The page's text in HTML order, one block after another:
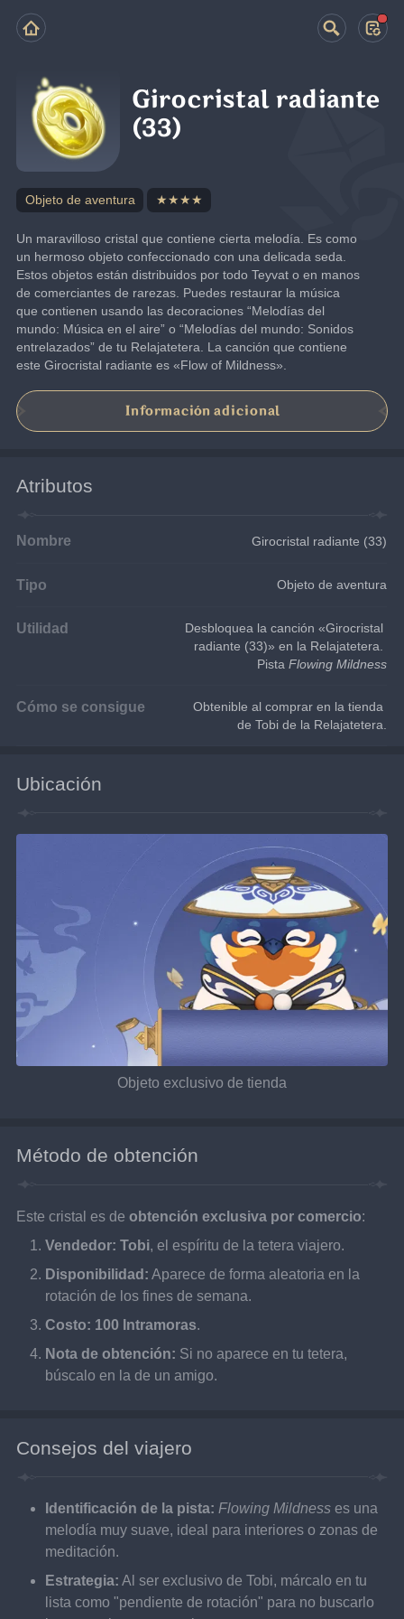
Girocristal radiante
(33)
Objeto de aventura ★★★★
Un maravilloso cristal que contiene cierta melodía. Es como
un hermoso objeto confeccionado con una delicada seda.
Estos objetos están distribuidos por todo Teyvat o en manos
de comerciantes de rarezas. Puedes restaurar la música
que contienen usando las decoraciones “Melodías del
mundo: Música en el aire” o “Melodías del mundo: Sonidos
entrelazados” de tu Relajatetera. La canción que contiene
este Girocristal radiante es «Flow of Mildness».
Información adicional
Atributos
Nombre Girocristal radiante (33)
Tipo Objeto de aventura
Utilidad
Desbloquea la canción «Girocristal
radiante (33)» en la Relajatetera.
Pista Flowing Mildness
Cómo se consigue
Obtenible al comprar en la tienda
de Tobi de la Relajatetera.
Ubicación
Objeto exclusivo de tienda
Método de obtención
Este cristal es de obtención exclusiva por comercio:
Vendedor: Tobi, el espíritu de la tetera viajero.
Disponibilidad: Aparece de forma aleatoria en la
rotación de los fines de semana.
Costo: 100 Intramoras.
Nota de obtención: Si no aparece en tu tetera,
búscalo en la de un amigo.
Consejos del viajero
Identificación de la pista: Flowing Mildness es una
melodía muy suave, ideal para interiores o zonas de
meditación.
Estrategia: Al ser exclusivo de Tobi, márcalo en tu
lista como "pendiente de rotación" para no buscarlo